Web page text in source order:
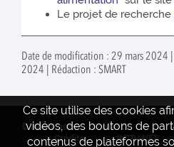
Le projet de recherche
Date de modification : 29 mars 2024
2024 | Rédaction : SMART
Ce site utilise des cookies
vidéos, des boutons de
contenus de plateformes
© INRAE 2022
Contact
Crédits
INTRANET